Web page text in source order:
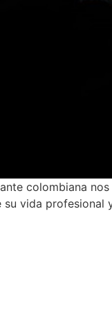
colombiana
vida profesional